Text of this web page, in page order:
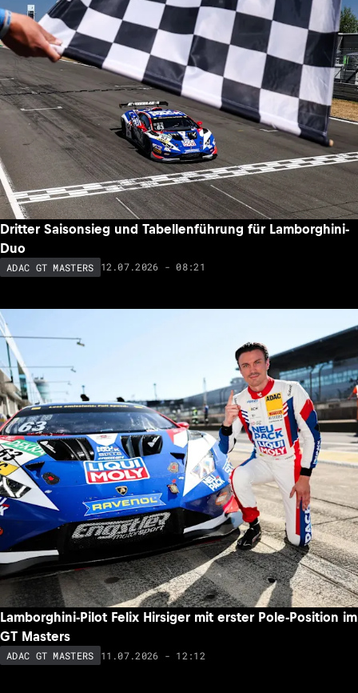
Dritter Saisonsieg und Tabellenführung für Lamborghini-
Duo
ADAC GT MASTERS 12.07.2026 - 08:21
Lamborghini-Pilot Felix Hirsiger mit erster Pole-Position im
GT Masters
ADAC GT MASTERS 11.07.2026 - 12:12